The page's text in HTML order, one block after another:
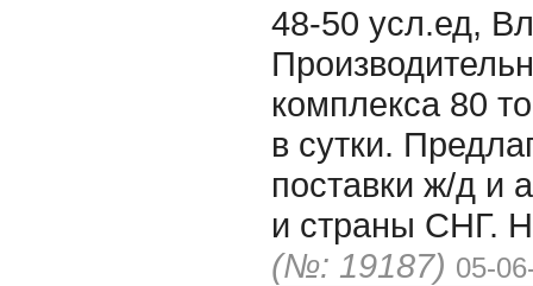
48-50 усл.ед,
комплекса 80
в сутки.
поставки ж/д и
и страны СНГ.
(№: 19187) 05-